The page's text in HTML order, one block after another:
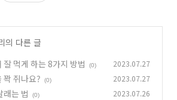
의 다른 글
먹게 하는 8가지 방법
(0) 2023.07.27
꽉 쥐나요? (0) 2023.07.27
래는 법 (0) 2023.07.26